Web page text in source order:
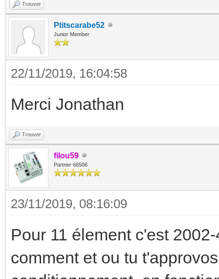
Trouver
Ptitscarabe52
Junior Member
22/11/2019, 16:04:58
Merci Jonathan
Trouver
filou59
Partner 66506
23/11/2019, 08:16:09
Pour 11 élement c'est
comment et ou tu